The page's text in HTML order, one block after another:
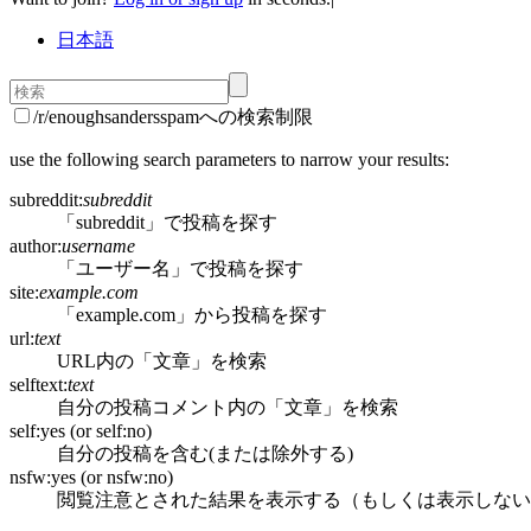
日本語
/r/enoughsandersspamへの検索制限
use the following search parameters to narrow your results:
subreddit:subreddit
「subreddit」で投稿を探す
author:username
「ユーザー名」で投稿を探す
site:example.com
「example.com」から投稿を探す
url:text
URL内の「文章」を検索
selftext:text
自分の投稿コメント内の「文章」を検索
self:yes (or self:no)
自分の投稿を含む(または除外する)
nsfw:yes (or nsfw:no)
閲覧注意とされた結果を表示する（もしくは表示しな